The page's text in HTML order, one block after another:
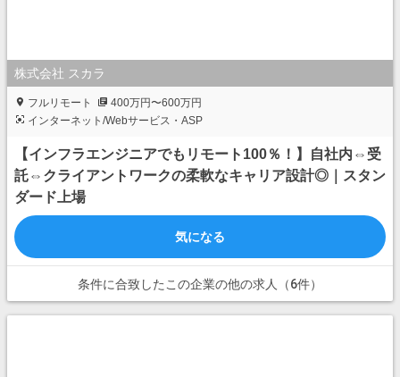
株式会社 スカラ
フルリモート
400万円〜600万円
インターネット/Webサービス・ASP
【インフラエンジニアでもリモート100％！】自社内⇔受
託⇔クライアントワークの柔軟なキャリア設計◎｜スタン
ダード上場
気になる
条件に合致したこの企業の他の求人（6件）